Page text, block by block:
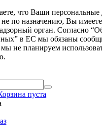
что Ваши персональные
по назначению, Вы
орган. Согласно
в ЕС мы обязаны
мы не планируем
пуста